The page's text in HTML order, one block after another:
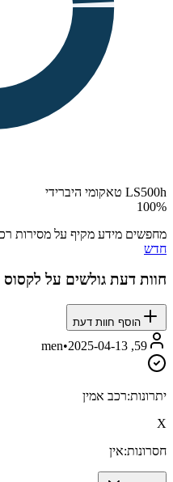
LS500h טאקומי היברידי
100%
מחפשים מידע מקיף על מסירות
חדש
חוות דעת גולשים על לקסוס LS
הוסף חוות דעת
59, men
•2025-04-13
יתרונות:רכב אמין
X
חסרונות:אין